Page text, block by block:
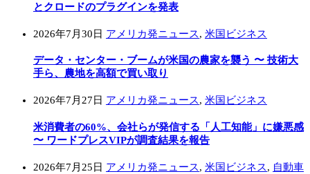
とクロードのプラグインを発表
2026年7月30日 アメリカ発ニュース, 米国ビジネス
データ・センター・ブームが米国の農家を襲う 〜 技術大
手ら、農地を高額で買い取り
2026年7月27日 アメリカ発ニュース, 米国ビジネス
米消費者の60%、会社らが発信する「人工知能」に嫌悪感
〜 ワードプレスVIPが調査結果を報告
2026年7月25日 アメリカ発ニュース, 米国ビジネス, 自動車